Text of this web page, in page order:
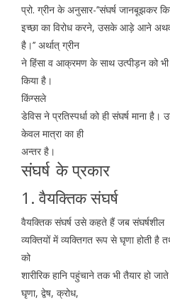
प्रो. ग्रीन के अनुसार-’’संघर्ष जानबूझकर
इच्छा का विरोध करने, उसके आड़े आने
है।’’ अर्थात् ग्रीन
ने हिंसा व आक्रमण के साथ उत्पीड़न को भी
किया है।
किंग्सले
डेविस ने प्रतिस्पर्धा को ही संघर्ष माना है।
केवल मात्रा का ही
अन्तर है।
संघर्ष के प्रकार
1. वैयक्तिक संघर्ष
वैयक्तिक संघर्ष उसे कहते हैं जब संघर्षशील
व्यक्तियों में व्यक्तिगत रूप से घृणा होती
को
शारीरिक हानि पहुंचाने तक भी तैयार हो
घृणा, द्वेष, क्रोध,